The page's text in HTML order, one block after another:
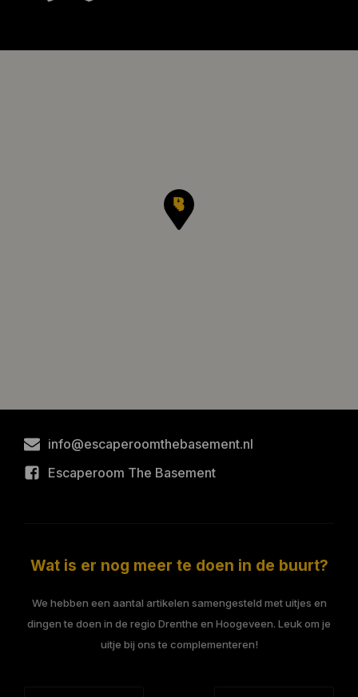
info@escaperoomthebasement.nl
Escaperoom The Basement
Wat is er nog meer te doen in de buurt?
We hebben een aantal artikelen samengesteld met uitjes en
dingen te doen in de regio Drenthe en Hoogeveen. Leuk om je
uitje bij ons te complementeren!